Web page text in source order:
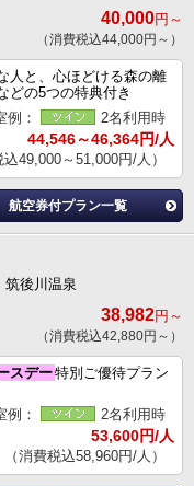
40,000円～
（消費税込44,000円～）
人と、心ほどける森の離
どの5つの特典付き
例：
2名利用時
44,546～46,364円/人
込49,000～51,000円/人）
航空券付プラン一覧
筑後川温泉
38,982円～
（消費税込42,880円～）
スデー特別ご優待プラン
例：
2名利用時
53,600円/人
（消費税込58,960円/人）